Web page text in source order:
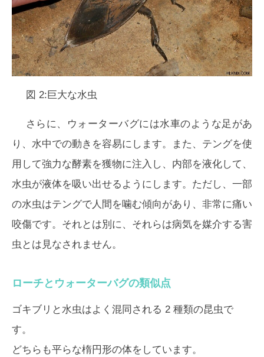
図 2:巨大な水虫
さらに、ウォーターバグには水車のような足があ
り、水中での動きを容易にします。また、テングを使
用して強力な酵素を獲物に注入し、内部を液化して、
水虫が液体を吸い出せるようにします。ただし、一部
の水虫はテングで人間を噛む傾向があり、非常に痛い
咬傷です。それとは別に、それらは病気を媒介する害
虫とは見なされません。
ローチとウォーターバグの類似点
ゴキブリと水虫はよく混同される 2 種類の昆虫で
す。
どちらも平らな楕円形の体をしています。